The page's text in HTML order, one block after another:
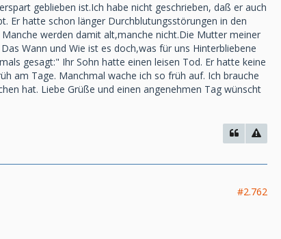
geblieben ist.Ich habe nicht geschrieben, daß er auch
Er hatte schon länger Durchblutungsstörungen in den
werden damit alt,manche nicht.Die Mutter meiner
Wann und Wie ist es doch,was für uns Hinterbliebene
gesagt:" Ihr Sohn hatte einen leisen Tod. Er hatte keine
am Tage. Manchmal wache ich so früh auf. Ich brauche
hat. Liebe Grüße und einen angenehmen Tag wünscht
#2.762